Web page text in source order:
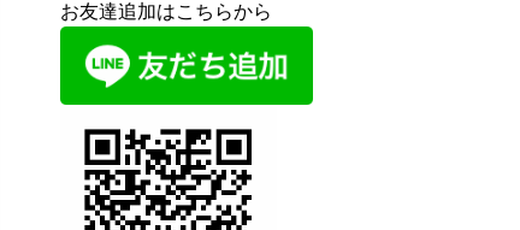
お友達追加はこちらから